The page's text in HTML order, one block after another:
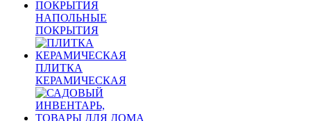
НАПОЛЬНЫЕ
ПОКРЫТИЯ
ПЛИТКА
КЕРАМИЧЕСКАЯ